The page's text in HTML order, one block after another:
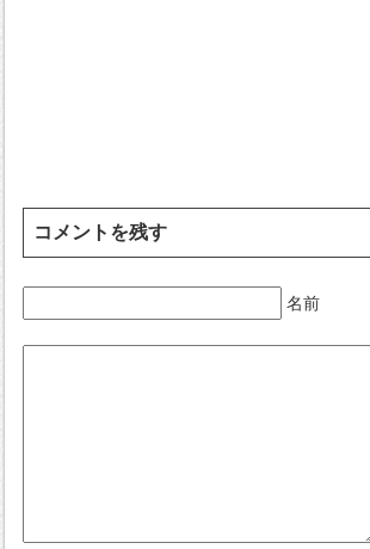
コメントを残す
名前